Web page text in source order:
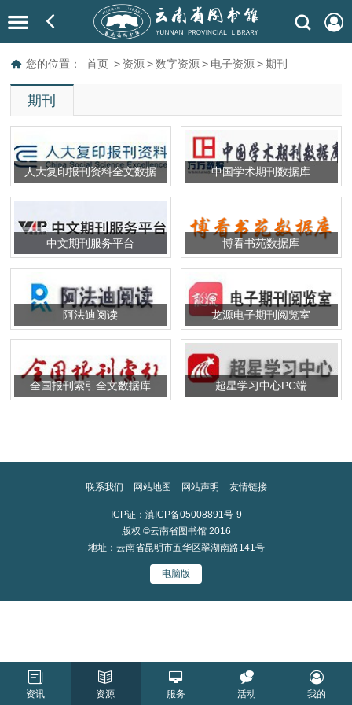
您的位置： 首页 > 资源 > 数字资源 > 电子资源 > 期刊
期刊
人大复印报刊资料全文数据
库
中国学术期刊数据库
中文期刊服务平台 博看书苑数据库
阿法迪阅读 龙源电子期刊阅览室
全国报刊索引全文数据库 超星学习中心PC端
联系我们 网站地图 网站声明 友情链接
ICP证：滇ICP备05008891号-9
版权 ©云南省图书馆 2016
地址：云南省昆明市五华区翠湖南路141号
电脑版
资讯 资源 服务 活动 我的